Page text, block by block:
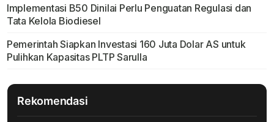
Implementasi B50 Dinilai Perlu Penguatan Regulasi dan
Tata Kelola Biodiesel
Pemerintah Siapkan Investasi 160 Juta Dolar AS untuk
Pulihkan Kapasitas PLTP Sarulla
Rekomendasi